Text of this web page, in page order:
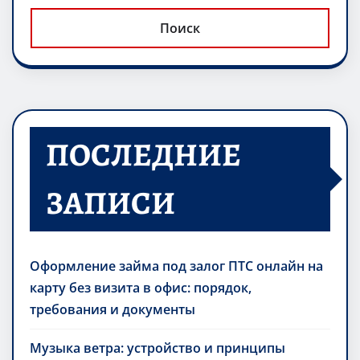
ki ь
Поиск
ПОСЛЕДНИЕ
ЗАПИСИ
Оформление займа под залог ПТС онлайн на
карту без визита в офис: порядок,
требования и документы
Музыка ветра: устройство и принципы